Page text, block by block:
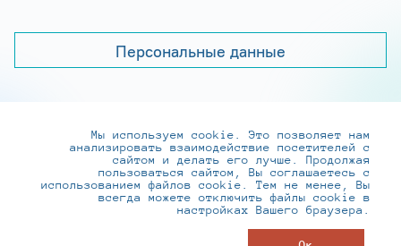
Персональные данные
+7 (495) 737-6192, 8-800-250-0-260
practice@infotecs.ru,hr@infotecs.ru
127273, г. Москва, Отрадная ул., 2Б строение 1
Мы используем cookie. Это позволяет нам
анализировать взаимодействие посетителей с
сайтом и делать его лучше. Продолжая
пользоваться сайтом, Вы соглашаетесь с
использованием файлов cookie. Тем не менее, Вы
всегда можете отключить файлы cookie в
настройках Вашего браузера.